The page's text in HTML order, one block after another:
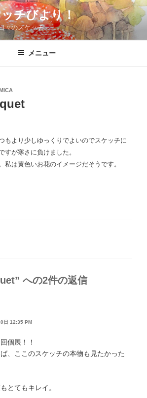
チびより！
々のスケッチ
メニュー
もより少しゆっくりでよいのでスケッチに
すが寒さに負けました。
私は黄色いお花のイメージだそうです。
への2件の返信
日 12:35 PM
個展！！
、ここのスケッチの本物も見たかった
とてもキレイ。